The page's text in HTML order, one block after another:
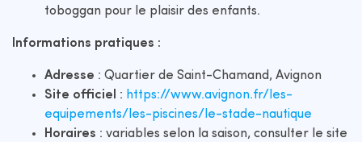
toboggan pour le plaisir des enfants.​
Informations pratiques :
Adresse : Quartier de Saint-Chamand, Avignon​
Site officiel
: https://www.avignon.fr/les-
equipements/les-piscines/le-stade-nautique
Horaires : variables selon la saison, consulter le site